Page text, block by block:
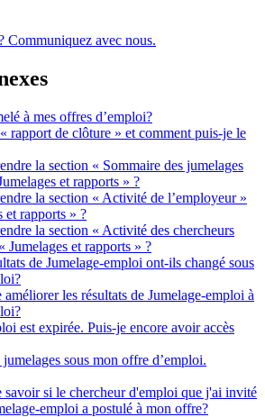
Communiquez avec nous.
à mes offres d’emploi?
rapport de clôture » et comment puis-je le
la section « Sommaire des jumelages
et rapports » ?
la section « Activité de l’employeur »
et rapports » ?
la section « Activité des chercheurs
Jumelages et rapports » ?
de Jumelage-emploi ont-ils changé sous
les résultats de Jumelage-emploi à
est expirée. Puis-je encore avoir accès
jumelages sous mon offre d’emploi.
savoir si le chercheur d'emploi que j'ai invité
emploi a postulé à mon offre?